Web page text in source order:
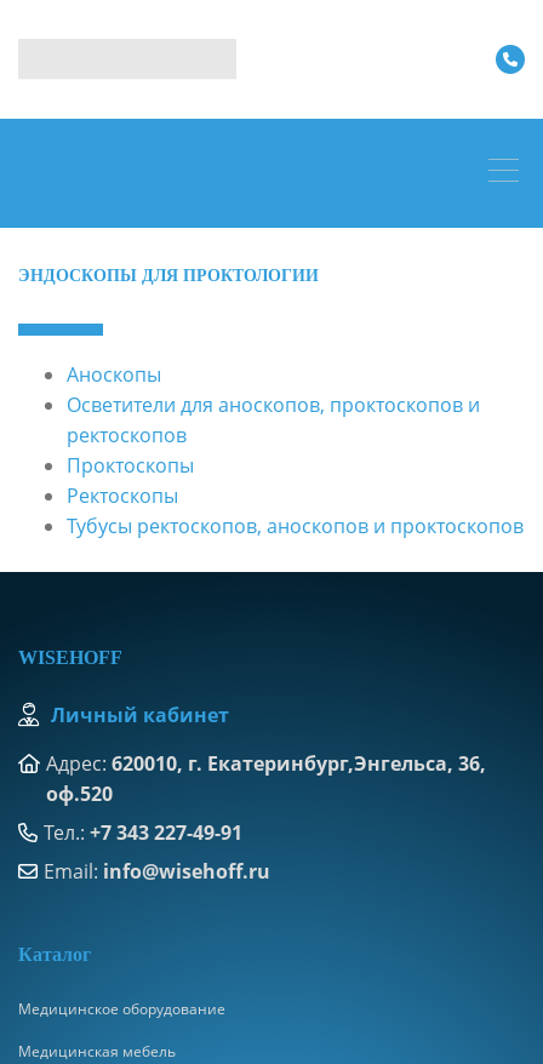
ЭНДОСКОПЫ ДЛЯ ПРОКТОЛОГИИ
Аноскопы
Осветители для аноскопов, проктоскопов и
ректоскопов
Проктоскопы
Ректоскопы
Тубусы ректоскопов, аноскопов и проктоскопов
WISEHOFF
Личный кабинет
Адрес: 620010, г. Екатеринбург,Энгельса, 36,
оф.520
Тел.: +7 343 227-49-91
Email: info@wisehoff.ru
Каталог
Медицинское оборудование
Медицинская мебель